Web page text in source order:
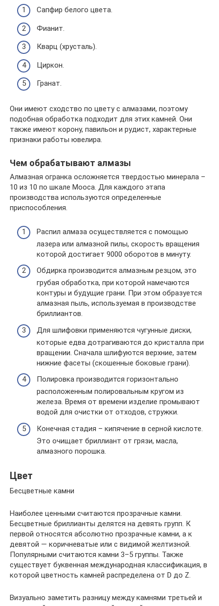
Сапфир белого цвета.
Фианит.
Кварц (хрусталь).
Циркон.
Гранат.
Они имеют сходство по цвету с алмазами, поэтому
подобная обработка подходит для этих камней. Они
также имеют корону, павильон и рудист, характерные
признаки работы ювелира.
Чем обрабатывают алмазы
Алмазная огранка осложняется твердостью минерала –
10 из 10 по шкале Мооса. Для каждого этапа
производства используются определенные
приспособления.
Распил алмаза осуществляется с помощью
лазера или алмазной пилы, скорость вращения
которой достигает 9000 оборотов в минуту.
Обдирка производится алмазным резцом, это
грубая обработка, при которой намечаются
контуры и будущие грани. При этом образуется
алмазная пыль, используемая в производстве
бриллиантов.
Для шлифовки применяются чугунные диски,
которые едва дотрагиваются до кристалла при
вращении. Сначала шлифуются верхние, затем
нижние фасеты (скошенные боковые грани).
Полировка производится горизонтально
расположенным полировальным кругом из
железа. Время от времени изделие промывают
водой для очистки от отходов, стружки.
Конечная стадия – кипячение в серной кислоте.
Это очищает бриллиант от грязи, масла,
алмазного порошка.
Цвет
Бесцветные камни
Наиболее ценными считаются прозрачные камни.
Бесцветные бриллианты делятся на девять групп. К
первой относятся абсолютно прозрачные камни, а к
девятой — коричневатые или с видимой желтизной.
Популярными считаются камни 3–5 группы. Также
существует буквенная международная классификация, в
которой цветность камней распределена от D до Z.
Визуально заметить разницу между камнями третьей и